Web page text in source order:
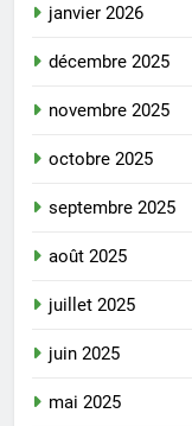
janvier 2026
décembre 2025
novembre 2025
octobre 2025
septembre 2025
août 2025
juillet 2025
juin 2025
mai 2025